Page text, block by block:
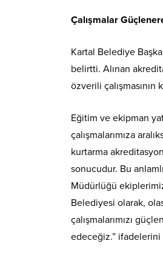
Çalışmalar
Kartal Belediye
belirtti. Alınan
özverili
Eğitim ve ekipman
çalışmalarımıza
kurtarma
sonucudur. Bu
Müdürlüğü
Belediyesi olarak,
çalışmalarımızı
edeceğiz.” ifadelerini